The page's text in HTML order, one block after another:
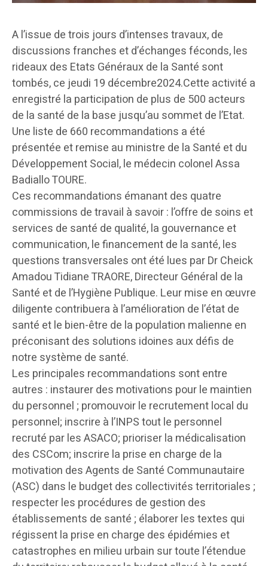
A l’issue de trois jours d’intenses travaux, de
discussions franches et d’échanges féconds, les
rideaux des Etats Généraux de la Santé sont
tombés, ce jeudi 19 décembre​2024.Cette activité a
enregistré la participation de plus de 500 acteurs
de la santé de la base jusqu’au sommet de l’Etat.
Une liste de 660 recommandations a été
présentée et remise au ministre de la Santé et du
Développement Social, le médecin colonel Assa
Badiallo TOURE.
Ces recommandations émanant des quatre
commissions de travail à savoir : l’offre de soins et
services de santé de qualité, la gouvernance et
communication, le financement de la santé, les
questions transversales ont été lues par Dr Cheick
Amadou Tidiane TRAORE, Directeur Général de la
Santé et de l’Hygiène Publique. Leur mise en œuvre
diligente contribuera à l’amélioration de l’état de
santé et le bien-être de la population malienne en
préconisant des solutions idoines aux défis de
notre système de santé.
Les principales recommandations sont entre
autres : instaurer des motivations pour le maintien
du personnel ; promouvoir le recrutement local du
personnel; inscrire à l’INPS tout le personnel
recruté par les ASACO; prioriser la médicalisation
des CSCom; inscrire la prise en charge de la
motivation des Agents de Santé Communautaire
(ASC) dans le budget des collectivités territoriales ;
respecter les procédures de gestion des
établissements de santé ; élaborer les textes qui
régissent la prise en charge des épidémies et
catastrophes en milieu urbain sur toute l’étendue